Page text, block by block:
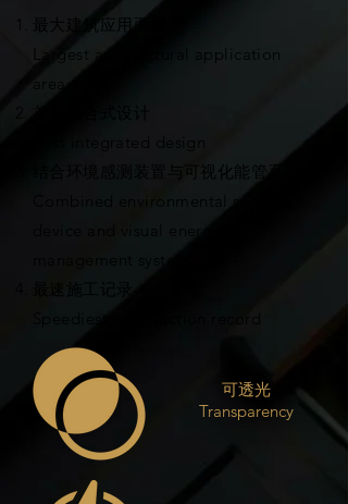
最大建筑应用面积
Largest architectural application
结合环境感测装置与可视化能管系统
Combined environmental sensing
可透光
Transparency